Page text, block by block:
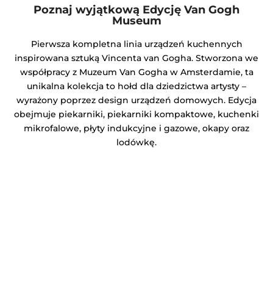
Poznaj wyjątkową Edycję Van Gogh
Museum
Pierwsza kompletna linia urządzeń kuchennych
inspirowana sztuką Vincenta van Gogha. Stworzona we
współpracy z Muzeum Van Gogha w Amsterdamie, ta
unikalna kolekcja to hołd dla dziedzictwa artysty –
wyrażony poprzez design urządzeń domowych. Edycja
obejmuje piekarniki, piekarniki kompaktowe, kuchenki
mikrofalowe, płyty indukcyjne i gazowe, okapy oraz
lodówkę.